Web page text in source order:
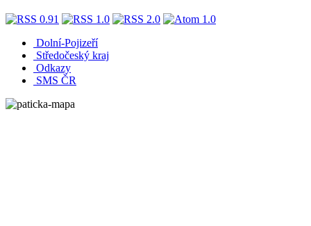
Dolní-Pojizeří
Středočeský kraj
Odkazy
SMS ČR